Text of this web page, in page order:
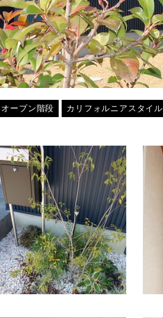
オープン階段 カリフォルニアスタイル